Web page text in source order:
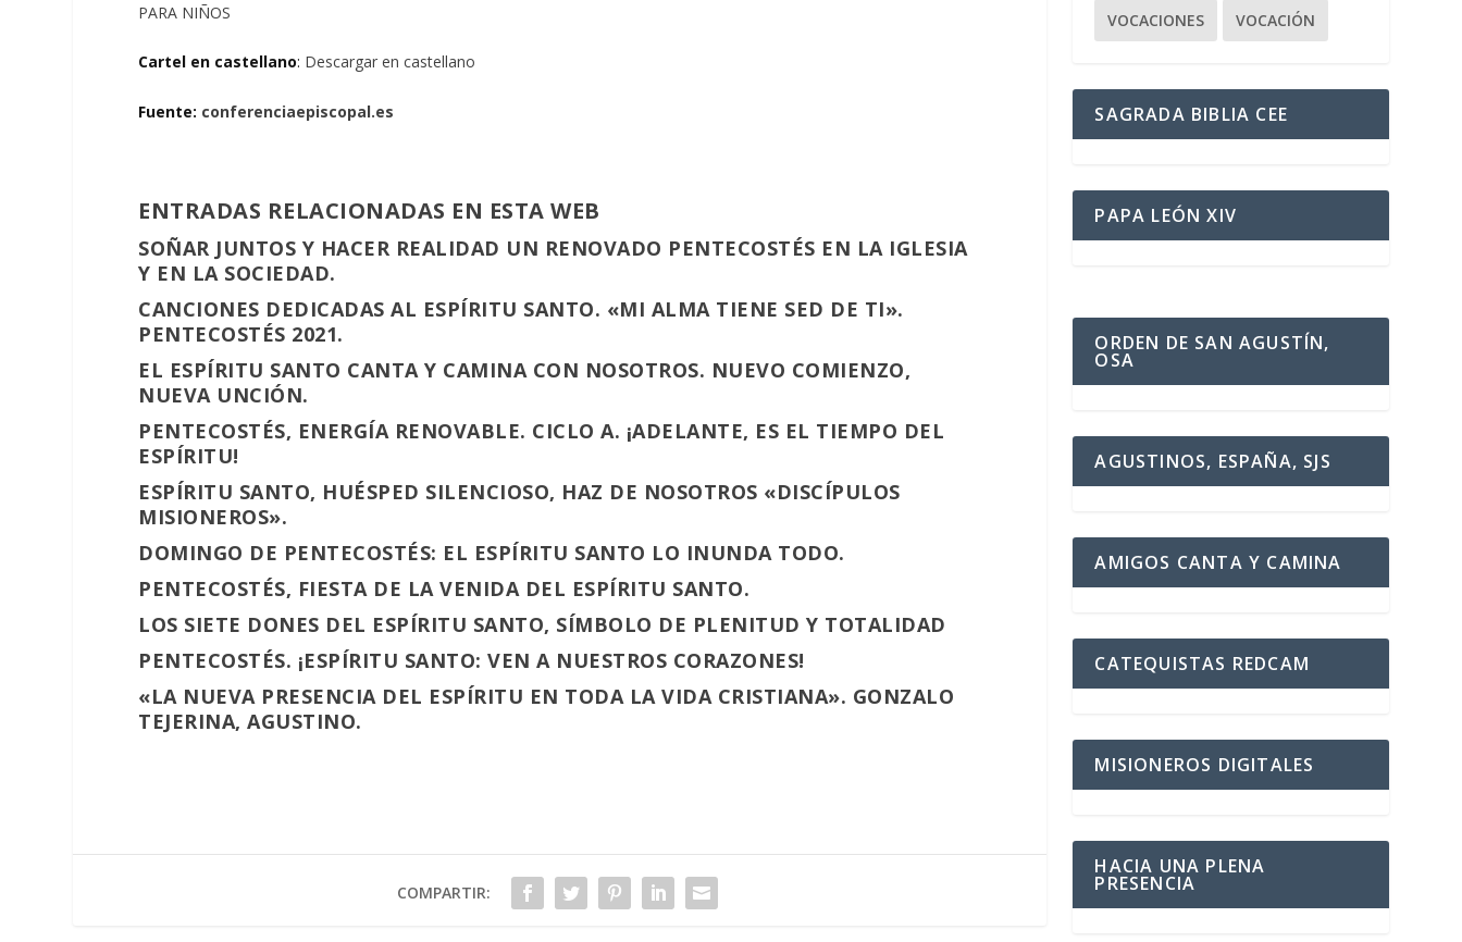
PARA NIÑOS
Cartel en castellano: Descargar en castellano
Fuente: conferenciaepiscopal.es
ENTRADAS RELACIONADAS EN ESTA WEB
SOÑAR JUNTOS Y HACER REALIDAD UN RENOVADO PENTECOSTÉS EN LA IGLESIA
Y EN LA SOCIEDAD.
CANCIONES DEDICADAS AL ESPÍRITU SANTO. «MI ALMA TIENE SED DE TI».
PENTECOSTÉS 2021.
EL ESPÍRITU SANTO CANTA Y CAMINA CON NOSOTROS. NUEVO COMIENZO,
NUEVA UNCIÓN.
PENTECOSTÉS, ENERGÍA RENOVABLE. CICLO A. ¡ADELANTE, ES EL TIEMPO DEL
ESPÍRITU!
ESPÍRITU SANTO, HUÉSPED SILENCIOSO, HAZ DE NOSOTROS «DISCÍPULOS
MISIONEROS».
DOMINGO DE PENTECOSTÉS: EL ESPÍRITU SANTO LO INUNDA TODO.
PENTECOSTÉS, FIESTA DE LA VENIDA DEL ESPÍRITU SANTO.
LOS SIETE DONES DEL ESPÍRITU SANTO, SÍMBOLO DE PLENITUD Y TOTALIDAD
PENTECOSTÉS. ¡ESPÍRITU SANTO: VEN A NUESTROS CORAZONES!
«LA NUEVA PRESENCIA DEL ESPÍRITU EN TODA LA VIDA CRISTIANA». GONZALO
TEJERINA, AGUSTINO.
COMPARTIR:
VOCACIONES VOCACIÓN
SAGRADA BIBLIA CEE
PAPA LEÓN XIV
ORDEN DE SAN AGUSTÍN,
OSA
AGUSTINOS, ESPAÑA, SJS
AMIGOS CANTA Y CAMINA
CATEQUISTAS REDCAM
MISIONEROS DIGITALES
HACIA UNA PLENA
PRESENCIA